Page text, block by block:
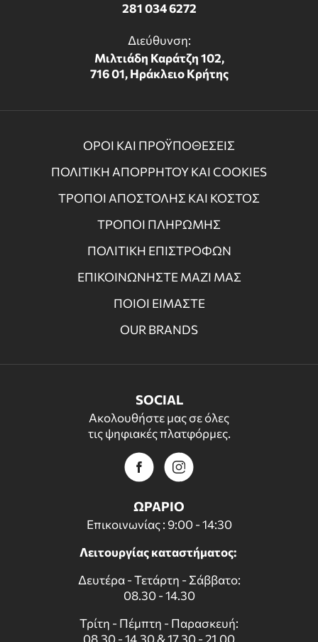
281 034 6272
Διεύθυνση:
Μιλτιάδη Καράτζη 102,
716 01, Ηράκλειο Κρήτης
ΟΡΟΙ ΚΑΙ ΠΡΟΫΠΟΘΕΣΕΙΣ
ΠΟΛΙΤΙΚΗ ΑΠΟΡΡΗΤΟΥ ΚΑΙ COOKIES
ΤΡΟΠΟΙ ΑΠΟΣΤΟΛΗΣ ΚΑΙ ΚΟΣΤΟΣ
ΤΡΟΠΟΙ ΠΛΗΡΩΜΗΣ
ΠΟΛΙΤΙΚΗ ΕΠΙΣΤΡΟΦΩΝ
ΕΠΙΚΟΙΝΩΝΗΣΤΕ ΜΑΖΙ ΜΑΣ
ΠΟΙΟΙ ΕΙΜΑΣΤΕ
OUR BRANDS
SOCIAL
Ακολουθήστε μας σε όλες
τις ψηφιακές πλατφόρμες.
ΩΡΑΡΙΟ
Επικοινωνίας : 9:00 - 14:30
Λειτουργίας καταστήματος:
Δευτέρα - Τετάρτη - Σάββατο:
08.30 - 14.30
Τρίτη - Πέμπτη - Παρασκευή:
08.30 - 14.30 & 17.30 - 21.00